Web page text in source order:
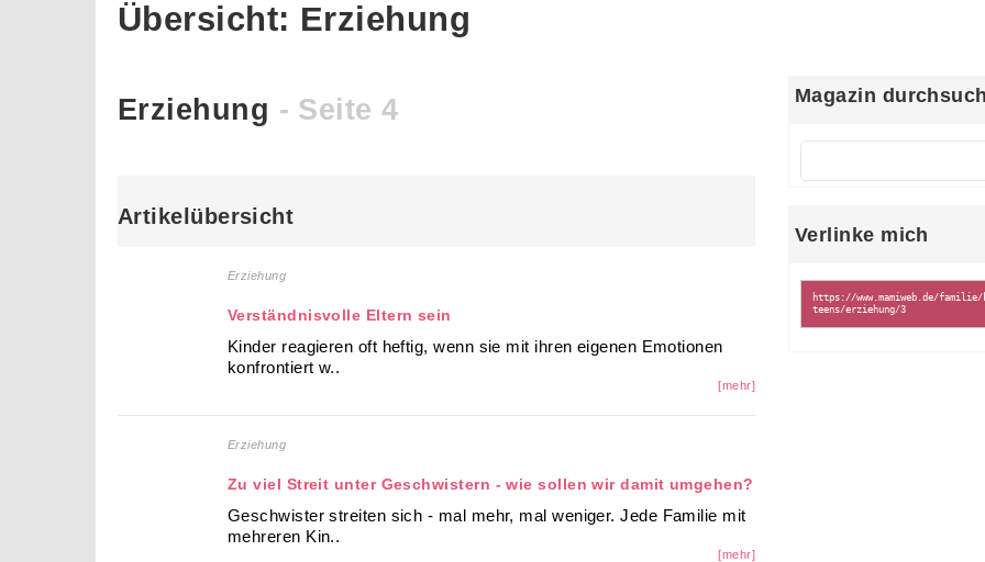
Übersicht: Erziehung
Erziehung - Seite 4
Artikelübersicht
Erziehung
Verständnisvolle Eltern sein
Kinder reagieren oft heftig, wenn sie mit ihren eigenen Emotionen
konfrontiert w..
[mehr]
Erziehung
Zu viel Streit unter Geschwistern - wie sollen wir damit umgehen?
Geschwister streiten sich - mal mehr, mal weniger. Jede Familie mit
mehreren Kin..
[mehr]
Magazin
Verlinke mich